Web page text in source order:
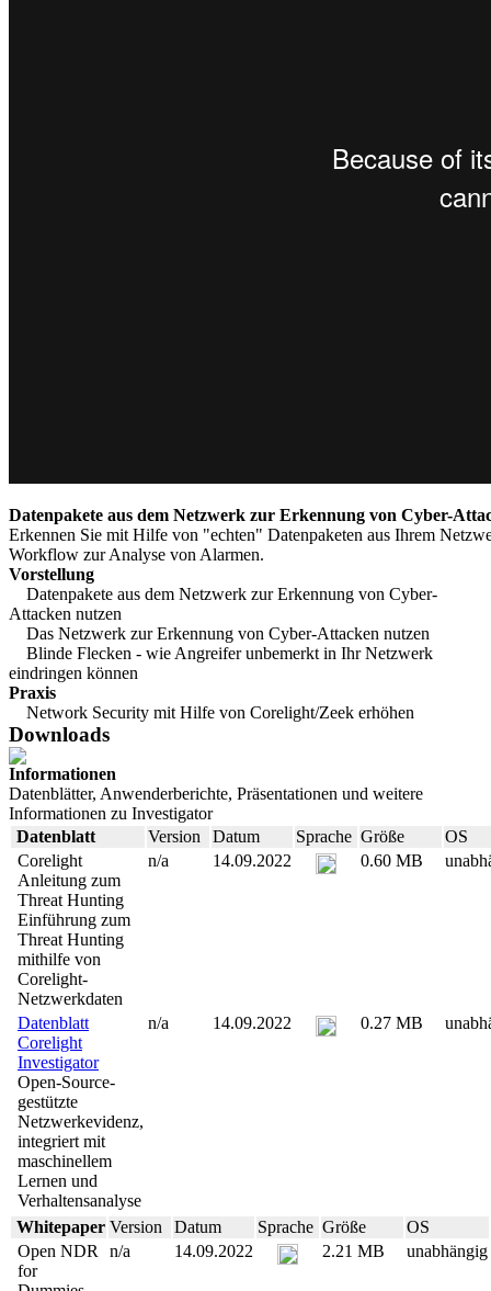
Datenpakete aus dem Netzwerk zur Erkennung von Cyber-
Erkennen Sie mit Hilfe von "echten" Datenpaketen aus Ihrem
Workflow zur Analyse von Alarmen.
Vorstellung
Datenpakete aus dem Netzwerk zur Erkennung von Cyber-
Attacken nutzen
Das Netzwerk zur Erkennung von Cyber-Attacken nutzen
Blinde Flecken - wie Angreifer unbemerkt in Ihr Netzwerk
eindringen können
Praxis
Network Security mit Hilfe von Corelight/Zeek erhöhen
Downloads
Informationen
Datenblätter, Anwenderberichte, Präsentationen und weitere
Informationen zu Investigator
Datenblatt
Version Datum Sprache Größe
OS
Corelight
Anleitung zum
Threat Hunting
Einführung zum
Threat Hunting
mithilfe von
Corelight-
Netzwerkdaten
n/a 14.09.2022 0.60 MB
Datenblatt
Corelight
Investigator
Open-Source-
gestützte
Netzwerkevidenz,
integriert mit
maschinellem
Lernen und
Verhaltensanalyse
n/a 14.09.2022 0.27 MB
Whitepaper Version Datum Sprache Größe
OS
Open NDR
for
n/a 14.09.2022 2.21 MB unabhängig